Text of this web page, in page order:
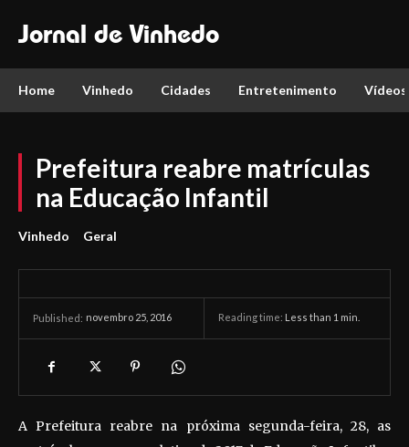
Jornal de Vinhedo
Home Vinhedo Cidades Entretenimento Vídeos
Prefeitura reabre matrículas
na Educação Infantil
Vinhedo Geral
Published: novembro 25, 2016 Reading time: Less than 1 min.
A Prefeitura reabre na próxima segunda-feira, 28, as